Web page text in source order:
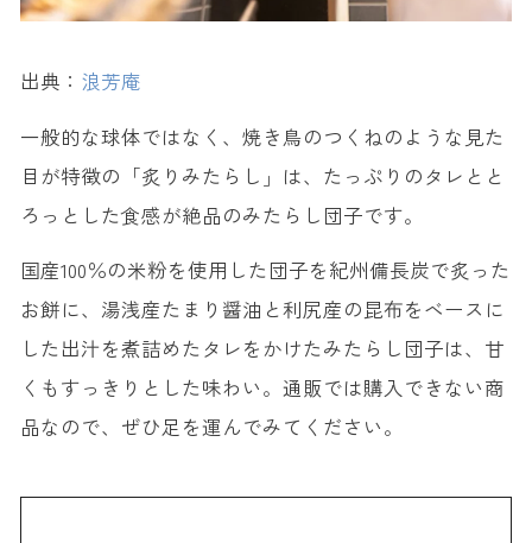
出典： 浪芳庵
一般的な球体ではなく、焼き鳥のつくねのような見た
目が特徴の「炙りみたらし」は、たっぷりのタレとと
ろっとした食感が絶品のみたらし団子です。
国産100％の米粉を使用した団子を紀州備長炭で炙った
お餅に、湯浅産たまり醤油と利尻産の昆布をベースに
した出汁を煮詰めたタレをかけたみたらし団子は、甘
くもすっきりとした味わい。通販では購入できない商
品なので、ぜひ足を運んでみてください。